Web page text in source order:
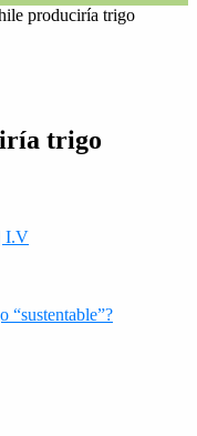
produciría trigo
trigo
I.V